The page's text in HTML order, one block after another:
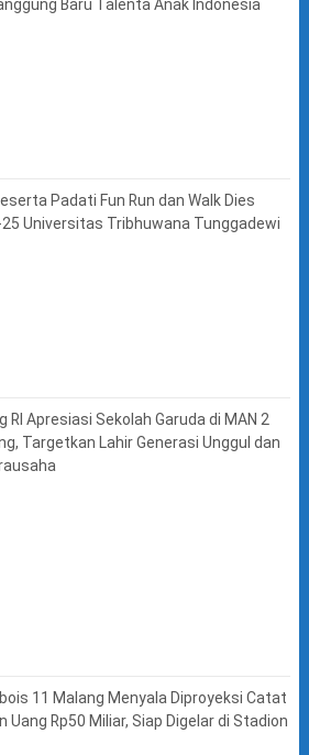
Baru Talenta Anak Indonesia
Padati Fun Run dan Walk Dies
Universitas Tribhuwana Tunggadewi
RI Apresiasi Sekolah Garuda di MAN 2
Targetkan Lahir Generasi Unggul dan
11 Malang Menyala Diproyeksi Catat
Uang Rp50 Miliar, Siap Digelar di Stadion